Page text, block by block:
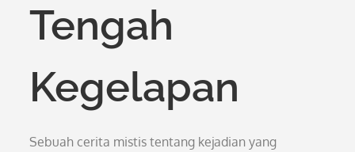
Tengah
Kegelapan
Sebuah cerita mistis tentang kejadian yang